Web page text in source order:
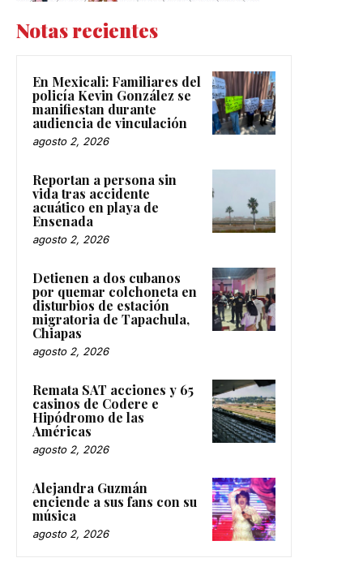
Notas recientes
En Mexicali: Familiares del
policía Kevin González se
manifiestan durante
audiencia de vinculación
agosto 2, 2026
Reportan a persona sin
vida tras accidente
acuático en playa de
Ensenada
agosto 2, 2026
Detienen a dos cubanos
por quemar colchoneta en
disturbios de estación
migratoria de Tapachula,
Chiapas
agosto 2, 2026
Remata SAT acciones y 65
casinos de Codere e
Hipódromo de las
Américas
agosto 2, 2026
Alejandra Guzmán
enciende a sus fans con su
música
agosto 2, 2026